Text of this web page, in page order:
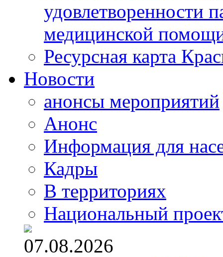
удовлетворенности
медицинской
Ресурсная карта
Новости
анонсы мероприятий
Анонс
Информация для
Кадры
В территориях
Национальный
07.08.2026